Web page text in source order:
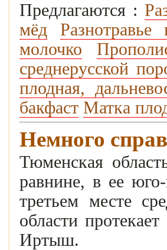
Предлагаются :
мёд
Разнотравье
молочко
среднерусской
плодная,
бакфаст Матка
Немного
Тюменская
равнине, в ее
третьем месте
области
Иртыш.